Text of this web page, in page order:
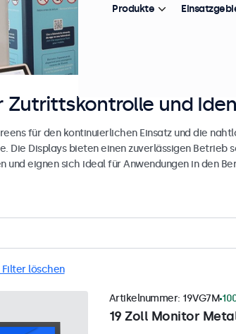
Zutrittskontrolle und
für den kontinuierlichen Einsatz und die
Die Displays bieten einen zuverlässigen Betrieb
und eignen sich ideal für Anwendungen in den
löschen
19 Zoll Monitor
Artikelnummer: 19VG7M
Produkte